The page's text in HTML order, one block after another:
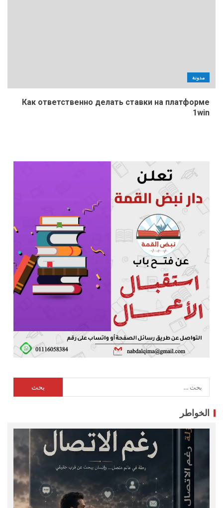
مدونة
Как ответственно делать ставки на платформе
1win
الخواطر